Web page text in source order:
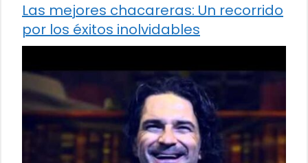
Las mejores chacareras: Un recorrido
por los éxitos inolvidables